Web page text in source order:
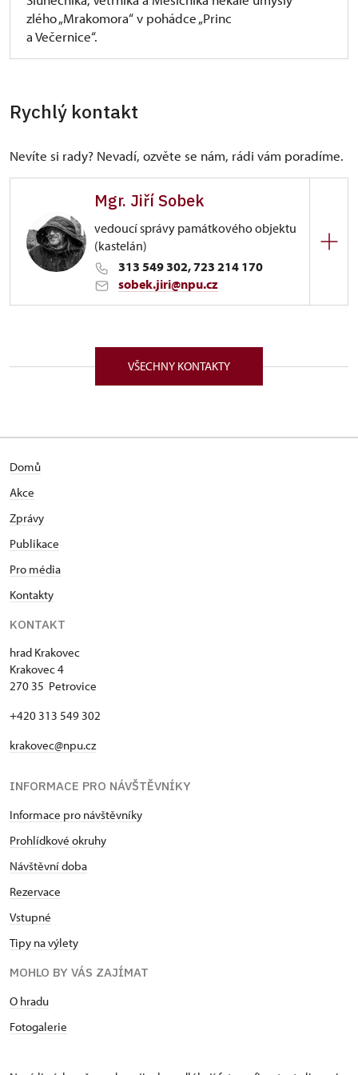
rozsahem v Evropě obdobu. Je dílem dohotoveným
v květnu roku 2005.
krásného slohu doby krásných madon, a seznamuje
s vrcholnou architektonickou jednotností,
a tvarovou bohatostí klenebních systémů.
zlého „Mrakomora“ v pohádce „Princ
a Večernice“.
Rychlý kontakt
Nevíte si rady? Nevadí, ozvěte se nám, rádi vám poradíme.
Mgr. Jiří Sobek
vedoucí správy památkového objektu
(kastelán)
313 549 302, 723 214 170
sobek.jiri@npu.cz
4/, Krakovec 4 27035
VŠECHNY KONTAKTY
Domů
Akce
Zprávy
Publikace
Pro média
Kontakty
KONTAKT
hrad Krakovec
Krakovec 4
270 35 Petrovice
+420 313 549 302
krakovec@npu.cz
INFORMACE PRO NÁVŠTĚVNÍKY
Informace pro návštěvníky
Prohlídkové okruhy
Návštěvní doba
Rezervace
Vstupné
Tipy na výlety
MOHLO BY VÁS ZAJÍMAT
O hradu
Fotogalerie